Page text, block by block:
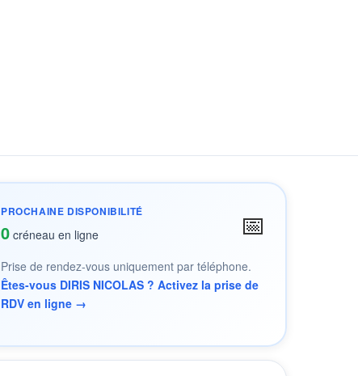
PROCHAINE DISPONIBILITÉ
0 créneau en ligne 📅
Prise de rendez-vous uniquement par téléphone.
Êtes-vous DIRIS NICOLAS ? Activez la prise de
RDV en ligne →